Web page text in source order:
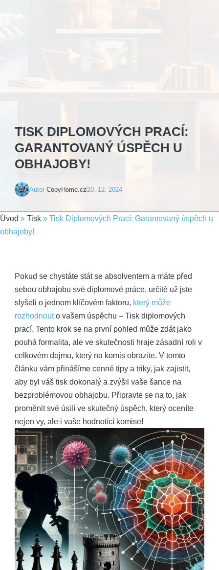
TISK DIPLOMOVÝCH PRACÍ:
GARANTOVANÝ ÚSPĚCH U
OBHAJOBY!
Autor CopyHome.cz 20. 12. 2024
Úvod » Tisk » Tisk Diplomových Prací: Garantovaný úspěch u
obhajoby!
Pokud se chystáte stát se absolventem a máte před
sebou obhajobu své diplomové práce, určitě už jste
slyšeli o jednom klíčovém faktoru, který může
rozhodnouto vašem úspěchu – Tisk diplomových
prací. Tento krok se na první pohled může zdát jako
pouhá formalita, ale ve skutečnosti hraje zásadní roli v
celkovém dojmu, který na komis obrazíte. V tomto
článku vám přinášíme cenné tipy a triky, jak zajistit,
aby byl váš tisk dokonalý a zvýšil vaše šance na
bezproblémovou obhajobu. Připravte se na to, jak
proměnit své úsilí ve skutečný úspěch, který oceníte
nejen vy, ale i vaše hodnotící komise!